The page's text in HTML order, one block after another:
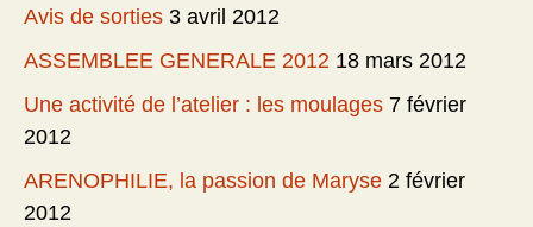
Avis de sorties 3 avril 2012
ASSEMBLEE GENERALE 2012 18 mars 2012
Une activité de l’atelier : les moulages 7 février
2012
ARENOPHILIE, la passion de Maryse 2 février
2012